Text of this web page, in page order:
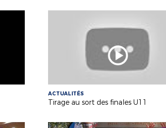
ACTUALITÉS
Tirage au sort des finales U11